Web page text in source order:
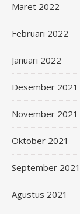
Maret 2022
Februari 2022
Januari 2022
Desember 2021
November 2021
Oktober 2021
September 2021
Agustus 2021